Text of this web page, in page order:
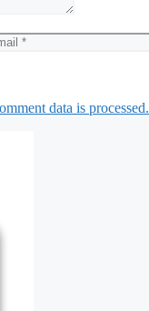
data is processed.